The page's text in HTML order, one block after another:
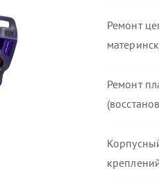
Ремонт
Ремонт